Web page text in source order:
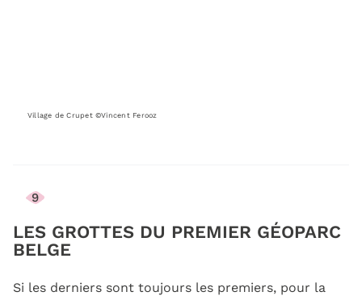
Village de Crupet ©Vincent Ferooz
9
LES GROTTES DU PREMIER GÉOPARC
BELGE
Si les derniers sont toujours les premiers, pour la